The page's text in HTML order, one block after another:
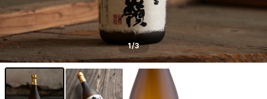
1/3